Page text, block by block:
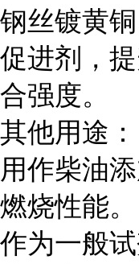
钢丝镀黄
促进剂，
合强度。
其他用途：
用作柴油
燃烧性能。
作为一般